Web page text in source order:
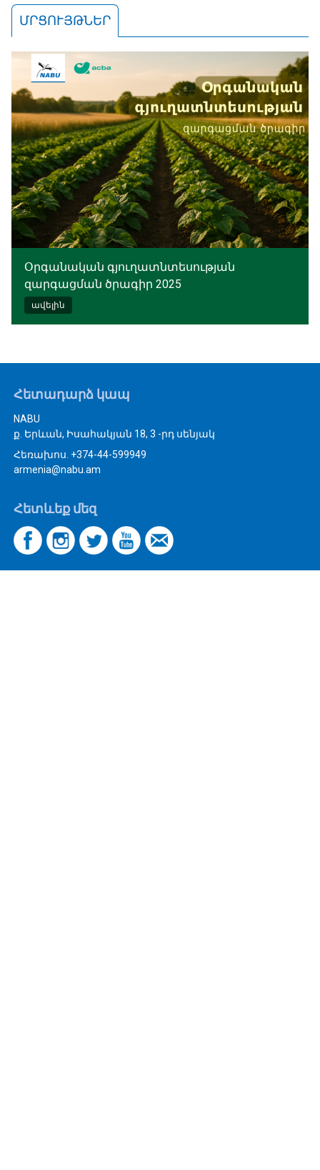
ՄՐՑՈՒՅԹՆԵՐ
Օրգանական գյուղատնտեսության
զարգացման ծրագիր 2025
ավելին
Հետադարձ կապ
NABU
ք. Երևան, Իսահակյան 18, 3 -րդ սենյակ
Հեռախոս. +374-44-599949
armenia@nabu.am
Հետևեք մեզ